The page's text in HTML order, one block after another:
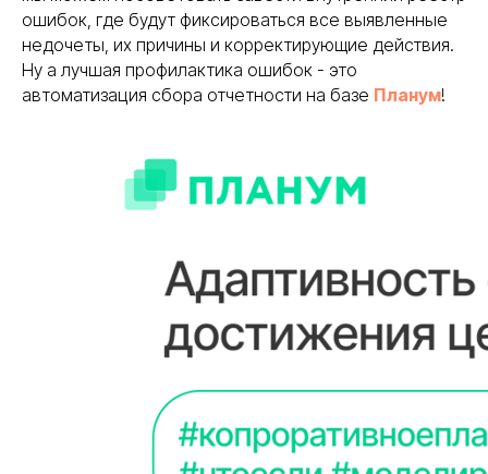
ошибок, где будут фиксироваться все выявленные
недочеты, их причины и корректирующие действия.
Ну а лучшая профилактика ошибок - это
автоматизация сбора отчетности на базе Планум!